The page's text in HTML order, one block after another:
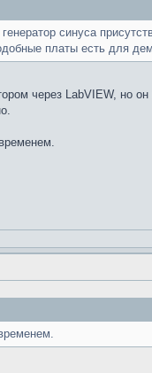
синуса
платы есть для
через LabVIEW, но